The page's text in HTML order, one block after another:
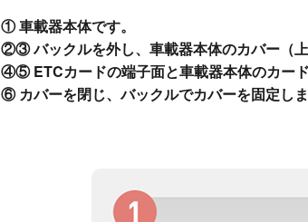
① 車載器本体です。
②③ バックルを外し、車載器本体のカバー（上
④⑤ ETCカードの端子面と車載器本体のカー
⑥ カバーを閉じ、バックルでカバーを固定しま